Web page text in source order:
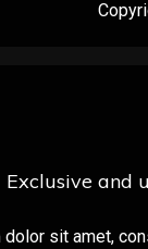
ipsum dolor sit